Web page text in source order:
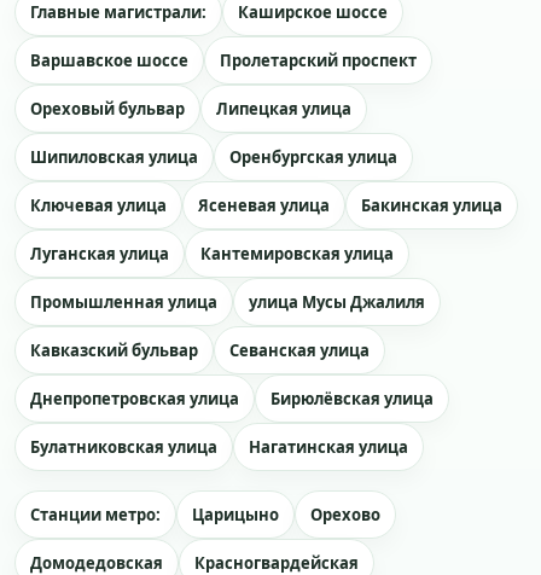
Главные магистрали: Каширское шоссе
Варшавское шоссе Пролетарский проспект
Ореховый бульвар Липецкая улица
Шипиловская улица Оренбургская улица
Ключевая улица Ясеневая улица Бакинская улица
Луганская улица Кантемировская улица
Промышленная улица улица Мусы Джалиля
Кавказский бульвар Севанская улица
Днепропетровская улица Бирюлёвская улица
Булатниковская улица Нагатинская улица
Станции метро: Царицыно Орехово
Домодедовская Красногвардейская